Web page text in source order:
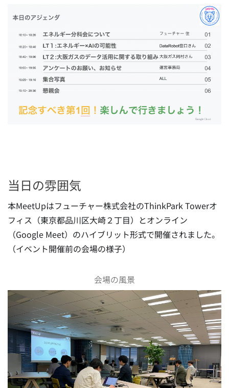
当日の雰囲気
本MeetUpはフューチャー株式会社のThinkPark Towerオ
フィス（東京都品川区大崎２丁目）とオンライン
（Google Meet）のハイブリット形式で開催されました。
（イベント開催前の会場の様子）
会場の風景